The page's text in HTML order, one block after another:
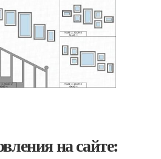
на сайте: